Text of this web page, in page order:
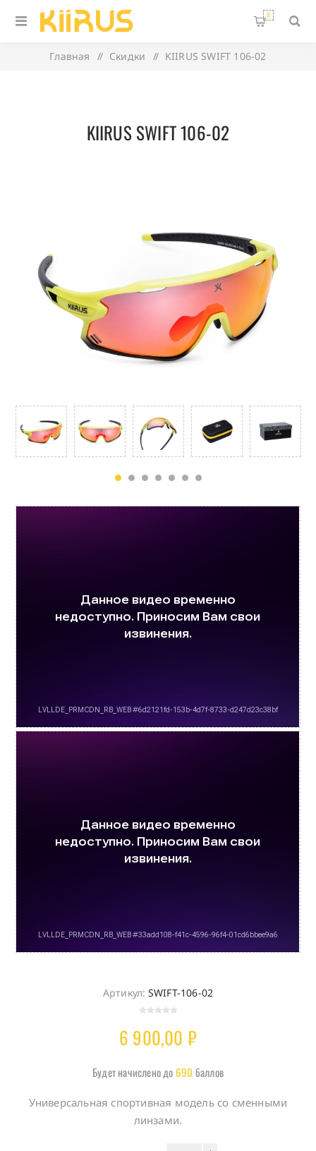
0
Главная / Скидки / KIIRUS SWIFT 106-02
KIIRUS SWIFT 106-02
Артикул: SWIFT-106-02
6 900,00 ₽
Будет начислено до690 баллов
Универсальная спортивная модель со сменными
линзами.